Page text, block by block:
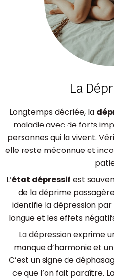
La
Longtemps décriée, la
maladie avec de forts
personnes qui la vivent.
elle reste méconnue et
L’état dépressif est
de la déprime
identifie la dépression
longue et les effets
La dépression exprime
manque d’harmonie et
C’est un signe de
ce que l’on fait paraître.